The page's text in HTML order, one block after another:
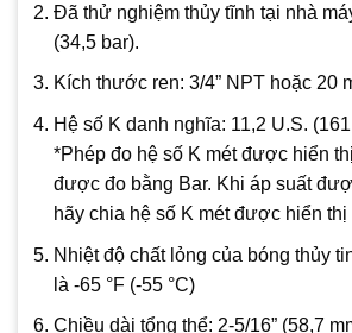
Đã thử nghiệm thủy tĩnh tại nhà
(34,5 bar).
Kích thước ren: 3/4” NPT hoặc 20
Hệ số K danh nghĩa: 11,2 U.S.
*Phép đo hệ số K mét được hiển
được đo bằng Bar. Khi áp suất
hãy chia hệ số K mét được hiển thị
Nhiệt độ chất lỏng của bóng thủy
là -65 °F (-55 °C)
Chiều dài tổng thể: 2-5/16” (58,7